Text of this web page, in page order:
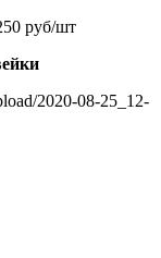
руб/шт